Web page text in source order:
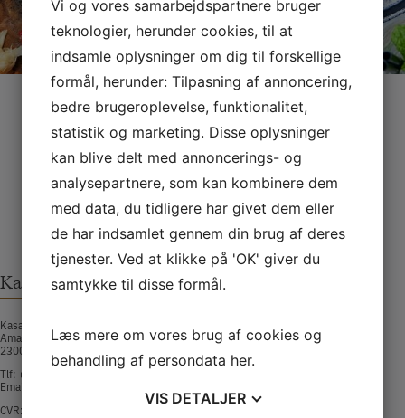
Se vores video fra Kasai Nørrebro
Kasai Amager
Kasai Sushi Amagerbro
Amagerbrogade 175
2300 København S​
Tlf: +45 32 58 58 88​
Email:
CVR: 36685743
Vi og vores samarbejdspartnere bruger
teknologier, herunder cookies, til at
indsamle oplysninger om dig til forskellige
formål, herunder: Tilpasning af annoncering,
bedre brugeroplevelse, funktionalitet,
statistik og marketing. Disse oplysninger
kan blive delt med annoncerings- og
analysepartnere, som kan kombinere dem
med data, du tidligere har givet dem eller
de har indsamlet gennem din brug af deres
tjenester. Ved at klikke på 'OK' giver du
samtykke til disse formål.
Læs mere om vores brug af cookies og
behandling af persondata her.
VIS DETALJER